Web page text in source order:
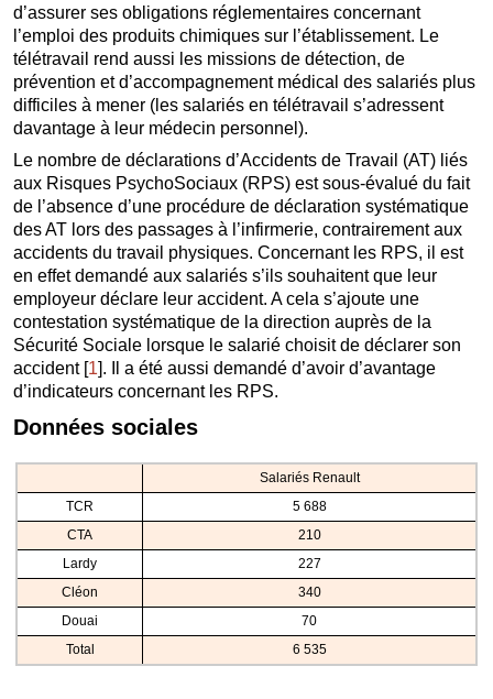
d’assurer ses obligations réglementaires concernant
l’emploi des produits chimiques sur l’établissement. Le
télétravail rend aussi les missions de détection, de
prévention et d’accompagnement médical des salariés plus
difficiles à mener (les salariés en télétravail s’adressent
davantage à leur médecin personnel).
Le nombre de déclarations d’Accidents de Travail (AT) liés
aux Risques PsychoSociaux (RPS) est sous-évalué du fait
de l’absence d’une procédure de déclaration systématique
des AT lors des passages à l’infirmerie, contrairement aux
accidents du travail physiques. Concernant les RPS, il est
en effet demandé aux salariés s’ils souhaitent que leur
employeur déclare leur accident. A cela s’ajoute une
contestation systématique de la direction auprès de la
Sécurité Sociale lorsque le salarié choisit de déclarer son
accident[1]. Il a été aussi demandé d’avoir d’avantage
d’indicateurs concernant les RPS.
Données sociales
Salariés Renault
TCR
5 688
CTA
210
Lardy
227
Cléon
340
Douai
70
Total
6 535